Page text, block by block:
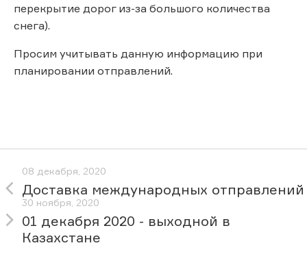
перекрытие дорог из-за большого количества
снега).
Просим учитывать данную информацию при
планировании отправлений.
08 декабря, 2020
Доставка международных отправлений
30 ноября, 2020
01 декабря 2020 - выходной в
Казахстане